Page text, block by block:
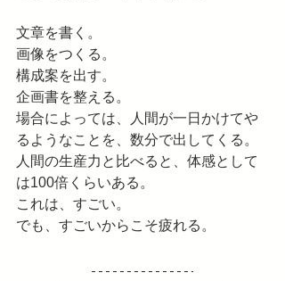
文章を書く。
画像をつくる。
構成案を出す。
企画書を整える。
場合によっては、人間が一日かけてや
るようなことを、数分で出してくる。
人間の生産力と比べると、体感として
は100倍くらいある。
これは、すごい。
でも、すごいからこそ疲れる。